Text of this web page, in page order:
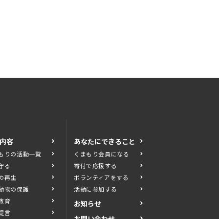
容
りの活動一覧
る
再生
物の保護
育
言
あなたにできること
くまもり会員になる
寄付で応援する
ボランティアをする
活動に参加する
お知らせ